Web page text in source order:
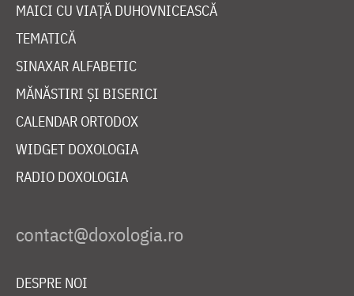
MAICI CU VIAȚĂ DUHOVNICEASCĂ
TEMATICĂ
SINAXAR ALFABETIC
MĂNĂSTIRI ȘI BISERICI
CALENDAR ORTODOX
WIDGET DOXOLOGIA
RADIO DOXOLOGIA
DESPRE NOI